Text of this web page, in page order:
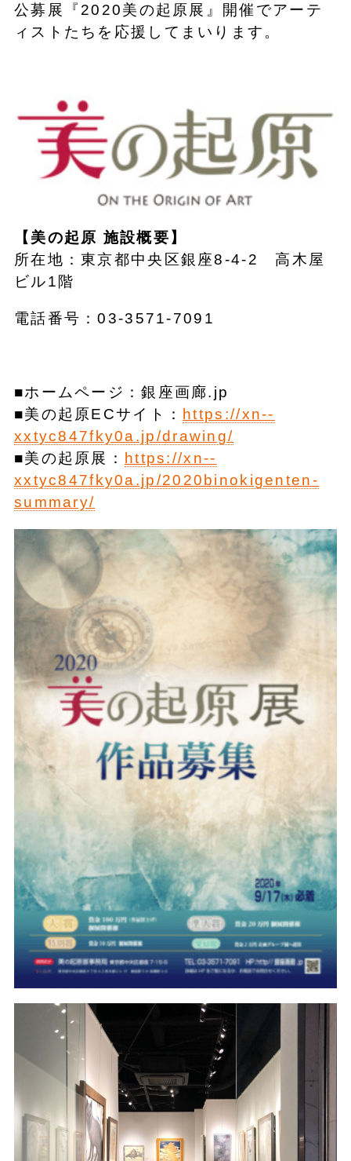
公募展『2020美の起原展』開催でアーテ
ィストたちを応援してまいります。
【美の起原 施設概要】
所在地：東京都中央区銀座8-4-2 高木屋
ビル1階
電話番号：03-3571-7091
■ホームページ：銀座画廊.jp
■美の起原ECサイト：
https://xn--
xxtyc847fky0a.jp/drawing/
■美の起原展：
https://xn--
xxtyc847fky0a.jp/2020binokigenten-
summary/